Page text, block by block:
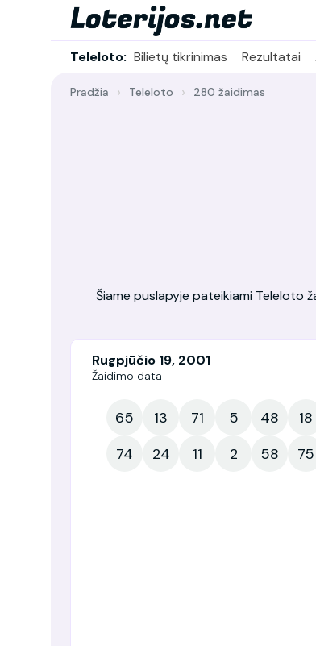
Teleloto: Bilietų tikrinimas Rezultatai
Pradžia Teleloto 280 žaidimas
Šiame puslapyje pateikiami Teleloto
Rugpjūčio 19, 2001
Žaidimo data
65 13 71 5 48 18
74
24 11 2 58 75